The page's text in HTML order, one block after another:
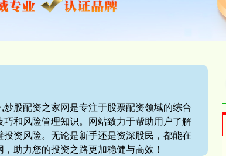
股配资之家网是专注于股票配资领域的综合
和风险管理知识。网站致力于帮助用户了解
资风险。无论是新手还是资深股民，都能在
助力您的投资之路更加稳健与高效！